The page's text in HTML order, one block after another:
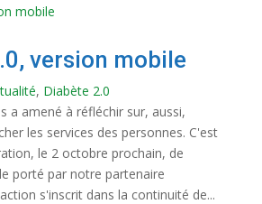
version mobile
, Diabète 2.0
a amené à réfléchir sur, aussi,
les services des personnes. C'est
le 2 octobre prochain, de
porté par notre partenaire
s'inscrit dans la continuité de...